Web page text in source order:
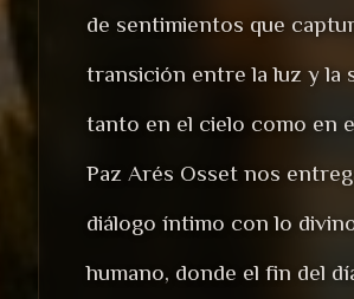
de sentimientos que
transición entre la luz y la
tanto en el cielo como en
Paz Arés Osset nos
diálogo íntimo con lo
humano, donde el fin del